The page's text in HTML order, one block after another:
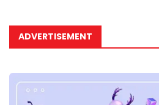
ADVERTISEMENT